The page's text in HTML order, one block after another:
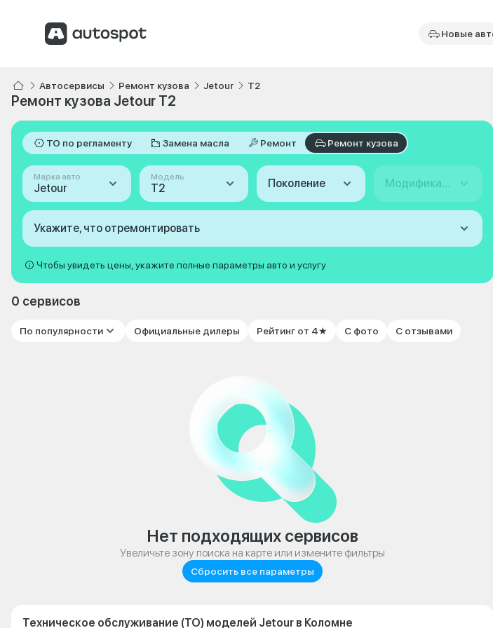
Новые
Автосервисы Ремонт кузова Jetour T2
Ремонт кузова Jetour T2
ТО по регламенту Замена масла Ремонт Ремонт кузова
Марка авто
Jetour
Модель
T2 Поколение Модификация
Укажите, что отремонтировать
Чтобы увидеть цены, укажите полные параметры авто и услугу
0 сервисов
По популярности Официальные дилеры Рейтинг от 4★ С фото С отзывами
Нет подходящих сервисов
Увеличьте зону поиска на карте или измените фильтры
Сбросить все параметры
Техническое обслуживание (ТО) моделей Jetour в Коломне